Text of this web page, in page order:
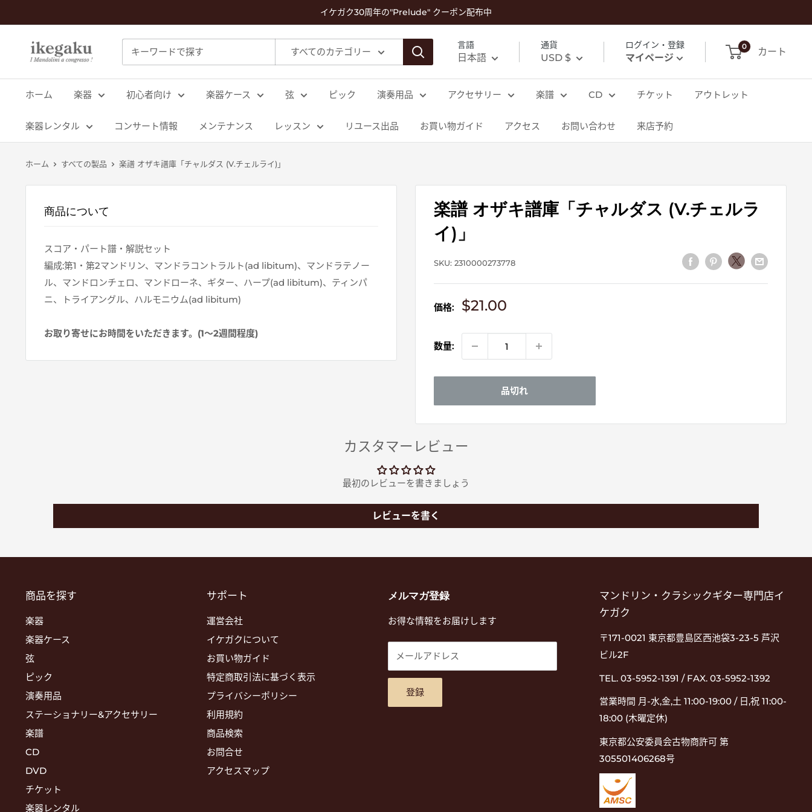
ン
ッ
イケガク30周年の"Prelude" クーポン配布中
Mandolin
&
Guitar
Shop
すべてのカテゴリー
言語
日本語
通貨
USD $
ログイン・登録
マイページ
0 カート
ホーム 楽器 初心者向け 楽器ケース 弦 ピック 演奏用品 アクセサリー 楽譜 CD チケット アウトレット
楽器レンタル コンサート情報 メンテナンス レッスン リユース出品 お買い物ガイド アクセス お問い合わせ 来店予約
ホーム すべての製品 楽譜 オザキ譜庫「チャルダス (V.チェルライ)」
楽譜 オザキ譜庫「チャルダス (V.チェルラ
イ)」
SKU: 2310000273778
価格:
販
価
格
$21.00
数量:
品切れ
商品について
スコア・パート譜・解説セット
編成:第1・第2マンドリン、マンドラコントラルト(ad libitum)、マンドラテノー
ル、マンドロンチェロ、マンドローネ、ギター、ハープ(ad libitum)、ティンパ
ニ、トライアングル、ハルモニウム(ad libitum)
お取り寄せにお時間をいただきます。(1～2週間程度)
カスタマーレビュー
最初のレビューを書きましょう
レビューを書く
商品を探す
楽器
楽器ケース
弦
ピック
演奏用品
ステーショナリー&アクセサリー
楽譜
CD
DVD
チケット
楽器レンタル
サポート
運営会社
イケガクについて
お買い物ガイド
特定商取引法に基づく表示
プライバシーポリシー
利用規約
商品検索
お問合せ
アクセスマップ
メルマガ登録
お得な情報をお届けします
メールアドレス
登録
マンドリン・クラシックギター専門店イ
ケガク
〒171-0021 東京都豊島区西池袋3-23-5 芦沢
ビル2F
TEL. 03-5952-1391 / FAX. 03-5952-1392
営業時間 月-水,金,土 11:00-19:00 / 日,祝 11:00-
18:00 (木曜定休)
東京都公安委員会古物商許可 第
305501406268号